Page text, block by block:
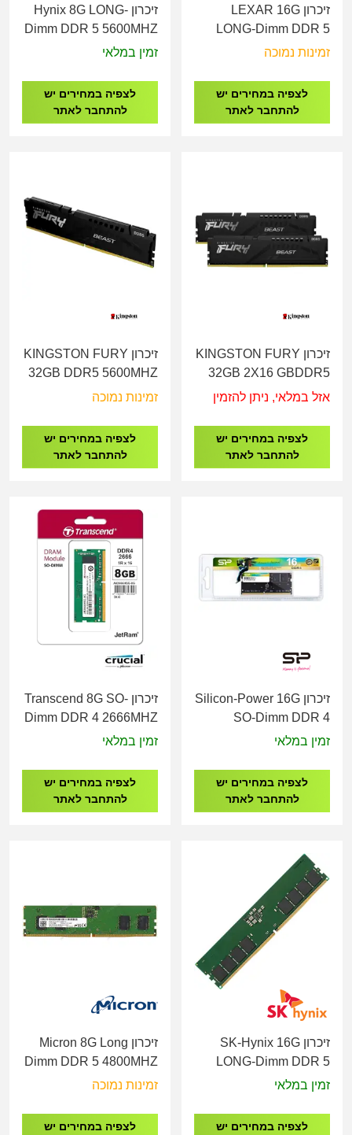
זיכרון LEXAR 16G
LONG-Dimm DDR 5
5600MHZ 1.1V
BGS
זמינות נמוכה
לצפיה במחירים יש
להתחבר לאתר
זיכרון Hynix 8G LONG-
Dimm DDR 5 5600MHZ
1.1V
זמין במלאי
לצפיה במחירים יש
להתחבר לאתר
זיכרון KINGSTON FURY
32GB 2X16 GBDDR5
5600MHZ CL36 LONG-
32
אזל במלאי, ניתן להזמין
לצפיה במחירים יש
להתחבר לאתר
זיכרון KINGSTON FURY
32GB DDR5 5600MHZ
CL36 LONG-DIMM
זמינות נמוכה
לצפיה במחירים יש
להתחבר לאתר
זיכרון Silicon-Power 16G
SO-Dimm DDR 4
2666MHZ 1.2V
זמין במלאי
לצפיה במחירים יש
להתחבר לאתר
זיכרון Transcend 8G SO-
Dimm DDR 4 2666MHZ
1.2V,JM2666HSG-8G
זמין במלאי
לצפיה במחירים יש
להתחבר לאתר
זיכרון SK-Hynix 16G
LONG-Dimm DDR 5
5600MHZ 1.1V
זמין במלאי
לצפיה במחירים יש
זיכרון Micron 8G Long
Dimm DDR 5 4800MHZ
1.1V
זמינות נמוכה
לצפיה במחירים יש